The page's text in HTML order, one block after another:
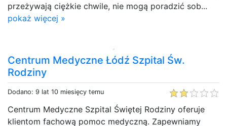
przeżywają ciężkie chwile, nie mogą poradzić sob...
pokaż więcej »
Centrum Medyczne Łódź Szpital Św.
Rodziny
Dodano: 9 lat 10 miesięcy temu
Centrum Medyczne Szpital Świętej Rodziny oferuje
klientom fachową pomoc medyczną. Zapewniamy